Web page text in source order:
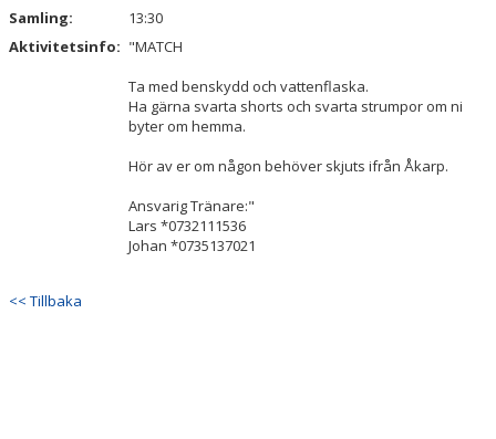
Samling:
13:30
Aktivitetsinfo: "MATCH
Ta med benskydd och vattenflaska.
Ha gärna svarta shorts och svarta strumpor om ni
byter om hemma.
Hör av er om någon behöver skjuts ifrån Åkarp.
Ansvarig Tränare:"
Lars *0732111536
Johan *0735137021
<< Tillbaka